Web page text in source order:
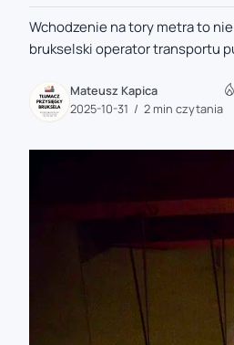
zaobserwuj nas
zaobserwuj nas
Wchodzenie na tory metra to
brukselski operator transportu
Mateusz Kapica
2025-10-31
2 min czytania